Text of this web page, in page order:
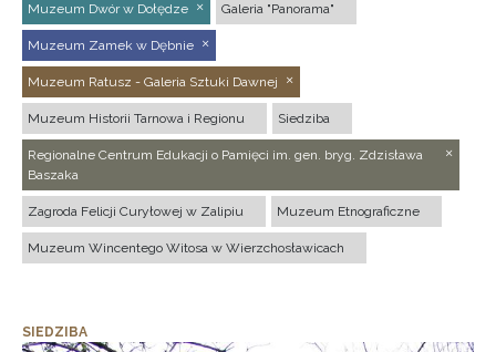
Muzeum Dwór w Dołędze Galeria "Panorama"
Muzeum Zamek w Dębnie
Muzeum Ratusz - Galeria Sztuki Dawnej
Muzeum Historii Tarnowa i Regionu Siedziba
Regionalne Centrum Edukacji o Pamięci im. gen. bryg. Zdzisława
Baszaka
Zagroda Felicji Curyłowej w Zalipiu Muzeum Etnograficzne
Muzeum Wincentego Witosa w Wierzchosławicach
SIEDZIBA